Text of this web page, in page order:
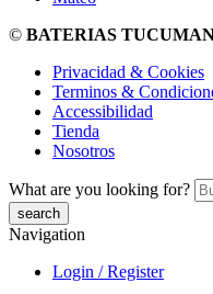
© BATERIAS
Privacidad & Cookies
Terminos &
Accessibilidad
Tienda
Nosotros
What are you looking for?
Navigation
Login / Register